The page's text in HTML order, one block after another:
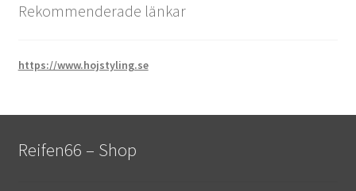
Rekommenderade länkar
https://www.hojstyling.se
Reifen66 – Shop